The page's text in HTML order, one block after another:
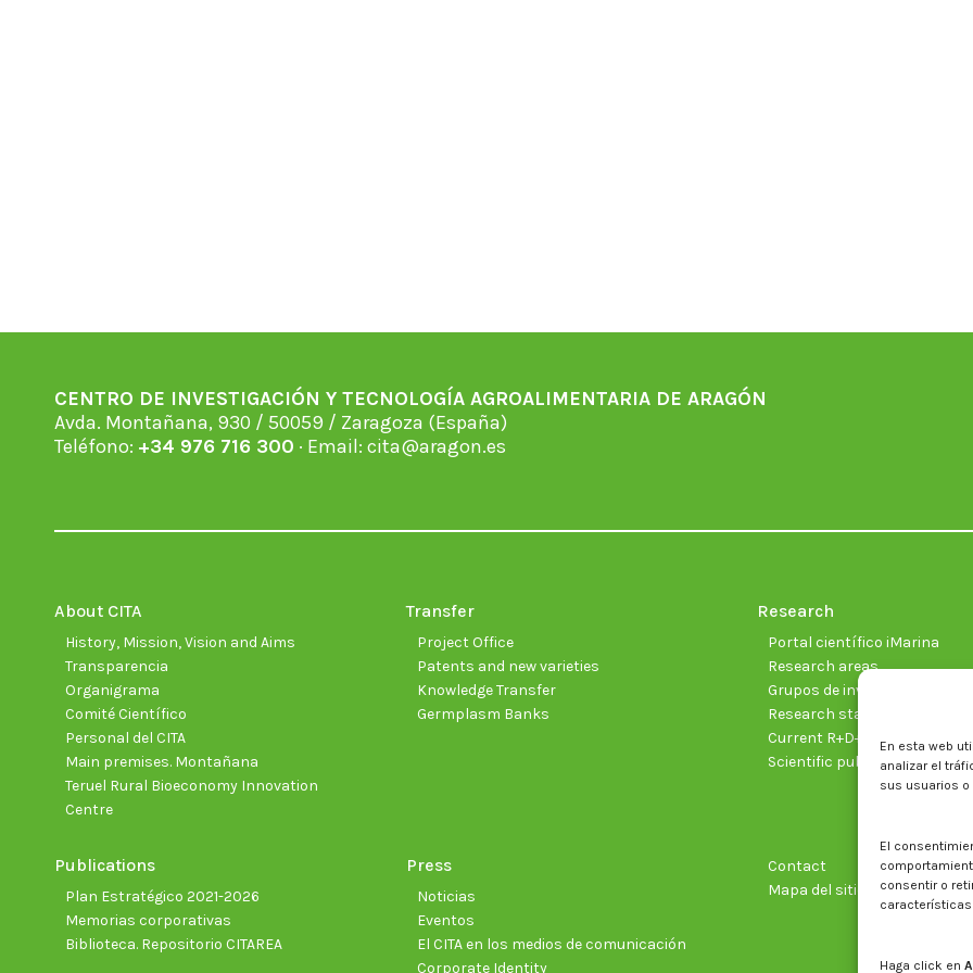
En esta web
analizar el
sus usuarios
El
consentir o
Haga click en
CENTRO DE INVESTIGACIÓN Y TECNOLOGÍA AGROALIMENTARIA DE ARAGÓN
Avda. Montañana, 930 / 50059 / Zaragoza (España)
Teléfono: +34 976 716 300 · Email: cita@aragon.es
About CITA
History, Mission, Vision and Aims
Transparencia
Organigrama
Comité Científico
Personal del CITA
Main premises. Montañana
Teruel Rural Bioeconomy Innovation
Centre
Transfer
Project Office
Patents and new varieties
Knowledge Transfer
Germplasm Banks
Research
Portal científico iMarina
Research areas
Grupos de investigación
Research staff
Current R+D+I projects
Scientific publications
Publications
Plan Estratégico 2021-2026
Memorias corporativas
Biblioteca. Repositorio CITAREA
Press
Noticias
Eventos
El CITA en los medios de comunicación
Corporate Identity
Contact
Mapa del sitio web